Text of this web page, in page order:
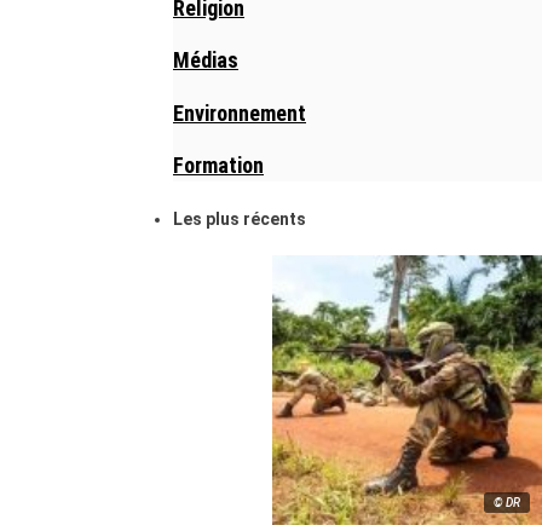
Religion
Médias
Environnement
Formation
Les plus récents
© DR